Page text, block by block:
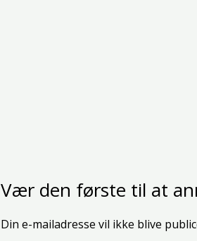
Vær den første til at
Din e-mailadresse vil ikke blive